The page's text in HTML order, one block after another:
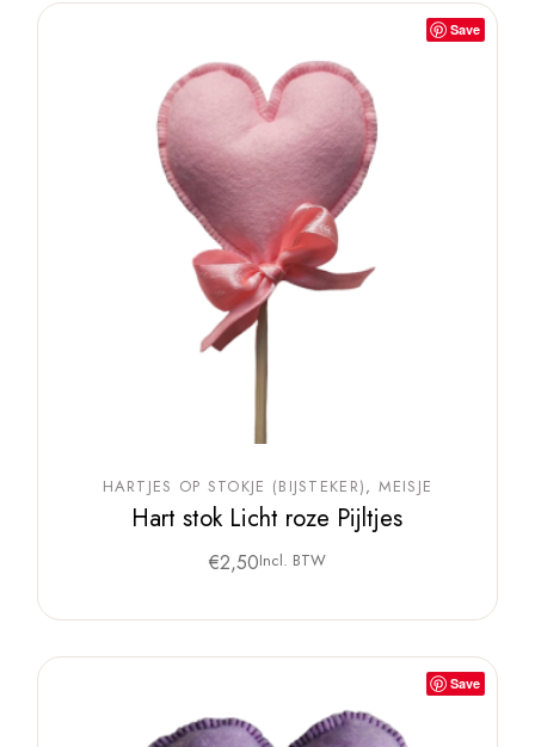
Save
HARTJES OP STOKJE (BIJSTEKER) MEISJE
Hart stok Licht roze Pijltjes
€2,50Incl. BTW
Save